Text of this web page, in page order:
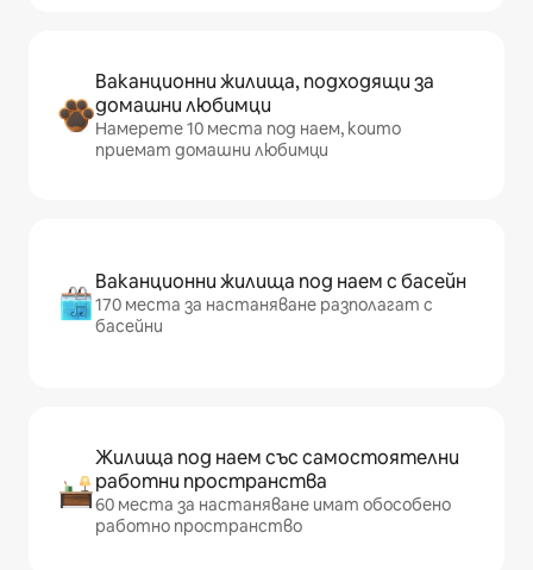
Ваканционни жилища, подходящи за
домашни любимци
Намерете 10 места под наем, които
приемат домашни любимци
Ваканционни жилища под наем с басейн
170 места за настаняване разполагат с
басейни
Жилища под наем със самостоятелни
работни пространства
60 места за настаняване имат обособено
работно пространство